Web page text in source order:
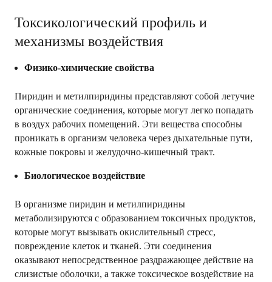
Токсикологический профиль и
механизмы воздействия
Физико-химические свойства
Пиридин и метилпиридины представляют собой летучие
органические соединения, которые могут легко попадать
в воздух рабочих помещений. Эти вещества способны
проникать в организм человека через дыхательные пути,
кожные покровы и желудочно-кишечный тракт.
Биологическое воздействие
В организме пиридин и метилпиридины
метаболизируются с образованием токсичных продуктов,
которые могут вызывать окислительный стресс,
повреждение клеток и тканей. Эти соединения
оказывают непосредственное раздражающее действие на
слизистые оболочки, а также токсическое воздействие на